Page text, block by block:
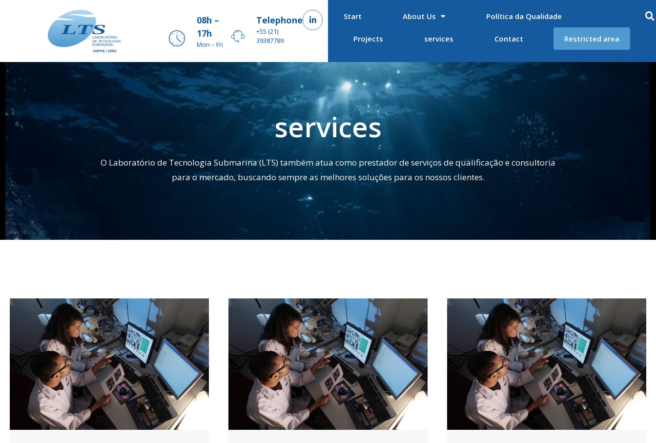
08h –
17h
Mon – Fri
Telephone
+55 (21)
39387789
Start About Us Política da Qualidade
Projects services Contact Restricted area
services
O Laboratório de Tecnologia Submarina (LTS) também atua como prestador de serviços de qualificação e consultoria
para o mercado, buscando sempre as melhores soluções para os nossos clientes.